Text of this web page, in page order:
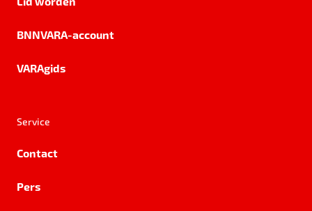
BNNVARA-account
VARAgids
Service
Contact
Pers